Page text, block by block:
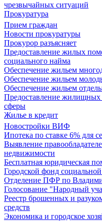
чрезвычайных ситуаций
Прокуратура
Прием граждан
Новости прокуратуры
Прокурор разъясняет
Предоставление жилых
социального найма
Обеспечение жильем
Обеспечение жильем
Обеспечение жильем
Предоставление жилищных
сферы
Жилье в кредит
Новостройки ВИФ
Ипотека по ставке 6% для
Выявление
недвижимости
Бесплатная юридическая
Городской фонд
Отделение ПФР по
Голосование "Народный
Реестр брошенных и
средств
Экономика и городское